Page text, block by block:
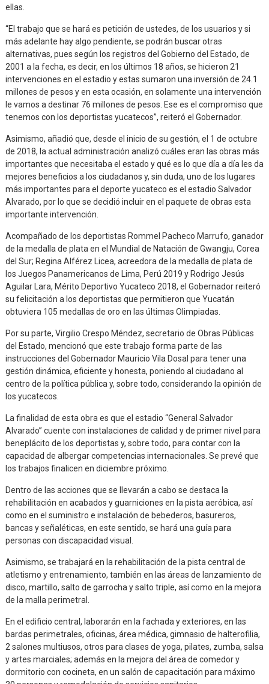
ellas.
“El trabajo que se hará es petición de ustedes, de los usuarios y si
más adelante hay algo pendiente, se podrán buscar otras
alternativas, pues según los registros del Gobierno del Estado, de
2001 a la fecha, es decir, en los últimos 18 años, se hicieron 21
intervenciones en el estadio y estas sumaron una inversión de 24.1
millones de pesos y en esta ocasión, en solamente una intervención
le vamos a destinar 76 millones de pesos. Ese es el compromiso que
tenemos con los deportistas yucatecos”, reiteró el Gobernador.
Asimismo, añadió que, desde el inicio de su gestión, el 1 de octubre
de 2018, la actual administración analizó cuáles eran las obras más
importantes que necesitaba el estado y qué es lo que día a día les da
mejores beneficios a los ciudadanos y, sin duda, uno de los lugares
más importantes para el deporte yucateco es el estadio Salvador
Alvarado, por lo que se decidió incluir en el paquete de obras esta
importante intervención.
Acompañado de los deportistas Rommel Pacheco Marrufo, ganador
de la medalla de plata en el Mundial de Natación de Gwangju, Corea
del Sur; Regina Alférez Licea, acreedora de la medalla de plata de
los Juegos Panamericanos de Lima, Perú 2019 y Rodrigo Jesús
Aguilar Lara, Mérito Deportivo Yucateco 2018, el Gobernador reiteró
su felicitación a los deportistas que permitieron que Yucatán
obtuviera 105 medallas de oro en las últimas Olimpiadas.
Por su parte, Virgilio Crespo Méndez, secretario de Obras Públicas
del Estado, mencionó que este trabajo forma parte de las
instrucciones del Gobernador Mauricio Vila Dosal para tener una
gestión dinámica, eficiente y honesta, poniendo al ciudadano al
centro de la política pública y, sobre todo, considerando la opinión de
los yucatecos.
La finalidad de esta obra es que el estadio “General Salvador
Alvarado” cuente con instalaciones de calidad y de primer nivel para
beneplácito de los deportistas y, sobre todo, para contar con la
capacidad de albergar competencias internacionales. Se prevé que
los trabajos finalicen en diciembre próximo.
Dentro de las acciones que se llevarán a cabo se destaca la
rehabilitación en acabados y guarniciones en la pista aeróbica, así
como en el suministro e instalación de bebederos, basureros,
bancas y señaléticas, en este sentido, se hará una guía para
personas con discapacidad visual.
Asimismo, se trabajará en la rehabilitación de la pista central de
atletismo y entrenamiento, también en las áreas de lanzamiento de
disco, martillo, salto de garrocha y salto triple, así como en la mejora
de la malla perimetral.
En el edificio central, laborarán en la fachada y exteriores, en las
bardas perimetrales, oficinas, área médica, gimnasio de halterofilia,
2 salones multiusos, otros para clases de yoga, pilates, zumba, salsa
y artes marciales; además en la mejora del área de comedor y
dormitorio con cocineta, en un salón de capacitación para máximo